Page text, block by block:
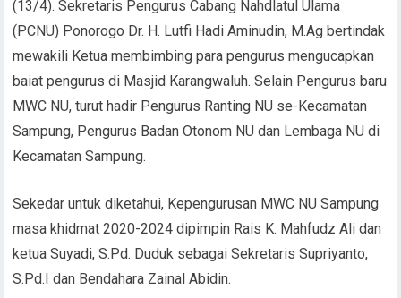
(13/4). Sekretaris Pengurus Cabang Nahdlatul Ulama
(PCNU) Ponorogo Dr. H. Lutfi Hadi Aminudin, M.Ag bertindak
mewakili Ketua membimbing para pengurus mengucapkan
baiat pengurus di Masjid Karangwaluh. Selain Pengurus baru
MWC NU, turut hadir Pengurus Ranting NU se-Kecamatan
Sampung, Pengurus Badan Otonom NU dan Lembaga NU di
Kecamatan Sampung.
Sekedar untuk diketahui, Kepengurusan MWC NU Sampung
masa khidmat 2020-2024 dipimpin Rais K. Mahfudz Ali dan
ketua Suyadi, S.Pd. Duduk sebagai Sekretaris Supriyanto,
S.Pd.I dan Bendahara Zainal Abidin.